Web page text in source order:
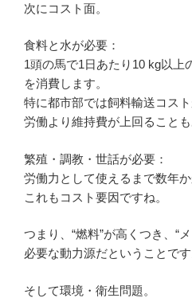
次にコスト面。
食料と水が必要：
1頭の馬で1日あたり10 kg以上
を消費します。
特に都市部では飼料輸送コス
労働より維持費が上回ることも
繁殖・調教・世話が必要：
労働力として使えるまで数年か
これもコスト要因ですね。
つまり、“燃料”が高くつき、“
必要な動力源だということです
そして環境・衛生問題。